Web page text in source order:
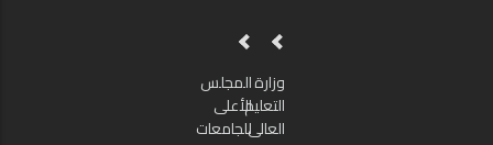
وزارة
التعليم
العالى
المجلس
الأعلى
للجامعات